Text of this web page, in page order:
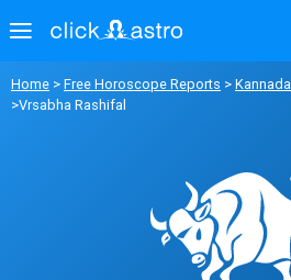
Home > Free Horoscope Reports > Kannada
>Vrsabha Rashifal